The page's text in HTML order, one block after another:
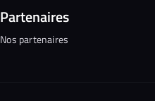
Partenaires
Nos partenaires